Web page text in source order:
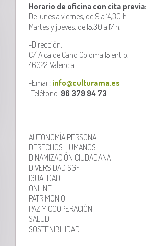
Horario de oficina con cita previa:
De lunes a viernes, de 9 a 14,30 h.
Martes y jueves, de 15,30 a 17 h.
-Dirección:
C/ Alcalde Cano Coloma 15 entlo.
46022 Valencia.
-Email: info@culturama.es
-Teléfono: 96 379 94 73
AUTONOMÍA PERSONAL
DERECHOS HUMANOS
DINAMIZACIÓN CIUDADANA
DIVERSIDAD SGF
IGUALDAD
ONLINE
PATRIMONIO
PAZ Y COOPERACIÓN
SALUD
SOSTENIBILIDAD